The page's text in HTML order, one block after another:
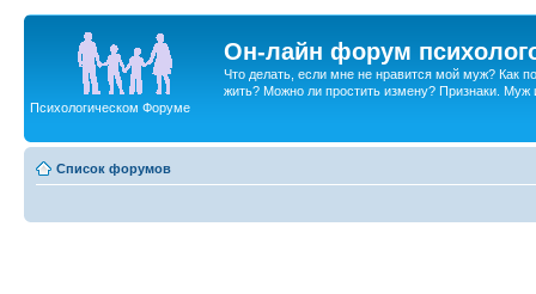
Он-лайн форум
Что делать, если мне не нравится мой муж? Как
жить? Можно ли простить измену? Признаки. Муж
Психологическом Форуме
Список форумов